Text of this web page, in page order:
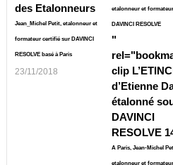
des Etalonneurs
Jean_Michel Petit, etalonneur et
formateur certifié sur DAVINCI
RESOLVE basé à Paris
23/11/2018
etalonneur et
DAVINCI RESOLVE
"
clip
d’Etienne
étalonné
DAVINCI
RESOLVE
A Paris, Jean-Michel
etalonneur et